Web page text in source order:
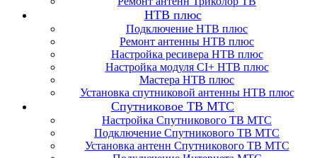
НТВ плюс
Подключение НТВ плюс
Ремонт антенны НТВ плюс
Настройка ресивера НТВ плюс
Настройка модуля CI+ НТВ плюс
Мастера НТВ плюс
Установка спутниковой антенны НТВ плюс
Спутниковое ТВ МТС
Настройка Спутникового ТВ МТС
Подключение Спутникового ТВ МТС
Установка антенн Спутникового ТВ МТС